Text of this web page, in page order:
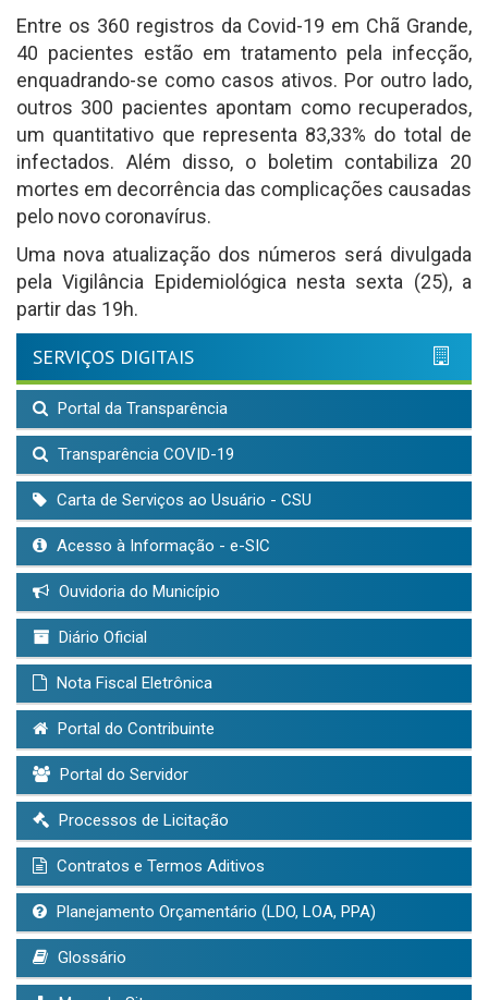
Entre os 360 registros da Covid-19 em Chã Grande,
40 pacientes estão em tratamento pela infecção,
enquadrando-se como casos ativos. Por outro lado,
outros 300 pacientes apontam como recuperados,
um quantitativo que representa 83,33% do total de
infectados. Além disso, o boletim contabiliza 20
mortes em decorrência das complicações causadas
pelo novo coronavírus.
Uma nova atualização dos números será divulgada
pela Vigilância Epidemiológica nesta sexta (25), a
partir das 19h.
SERVIÇOS DIGITAIS
Portal da Transparência
Transparência COVID-19
Carta de Serviços ao Usuário - CSU
Acesso à Informação - e-SIC
Ouvidoria do Município
Diário Oficial
Nota Fiscal Eletrônica
Portal do Contribuinte
Portal do Servidor
Processos de Licitação
Contratos e Termos Aditivos
Planejamento Orçamentário (LDO, LOA, PPA)
Glossário